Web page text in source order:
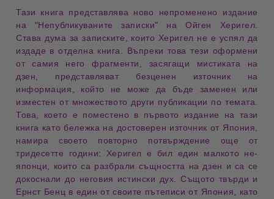
Тази книга представлява ново непроменено издание
на "Непубликуваните записки" на Ойген Херигел.
Става дума за записките, които Херигел не е успял да
издаде в отделна книга
. Въпреки това тези оформени
от самия него фрагменти
, засягащи мистиката на
информация
, който не може да бъде заменен или
изместен от множеството други публикации по темата.
Това, което е поместено в първото издание на тази
книга като бележка на достоверен източник от Япония
намира своето повторно потвърждение още от
тридесетте години: Херигел е бил един малкото не-
японци, които са разбрали същността на дзен и са се
докоснали до неговия истински дух. Същото твърди и
Ернст Бенц в един от своите пътеписи от Япония , като